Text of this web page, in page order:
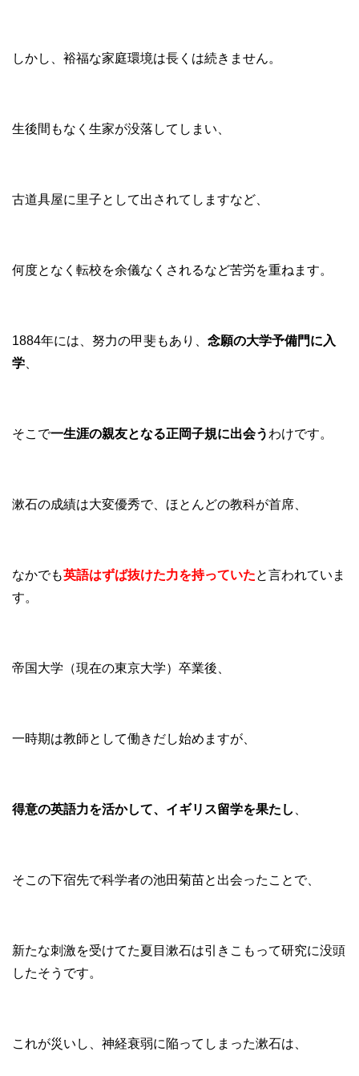
しかし、裕福な家庭環境は長くは続きません。
生後間もなく生家が没落してしまい、
古道具屋に里子として出されてしますなど、
何度となく転校を余儀なくされるなど苦労を重ねます。
1884年には、努力の甲斐もあり、 念願の大学予備門に入
学
そこで一生涯の親友となる正岡子規に出会う わけです。
漱石の成績は大変優秀で、ほとんどの教科が首席、
なかでも英語はずば抜けた力を持っていたと言われていま
す。
帝国大学（現在の東京大学）卒業後、
一時期は教師として働きだし始めますが、
得意の英語力を活かして、イギリス留学を果たし
そこの下宿先で科学者の池田菊苗と出会ったことで、
新たな刺激を受けてた夏目漱石は引きこもって研究に没頭
したそうです。
これが災いし、神経衰弱に陥ってしまった漱石は、